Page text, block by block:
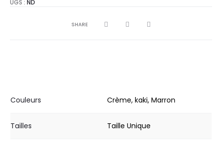
UGS : ND
SHARE
Couleurs Crème, kaki, Marron
Tailles Taille Unique